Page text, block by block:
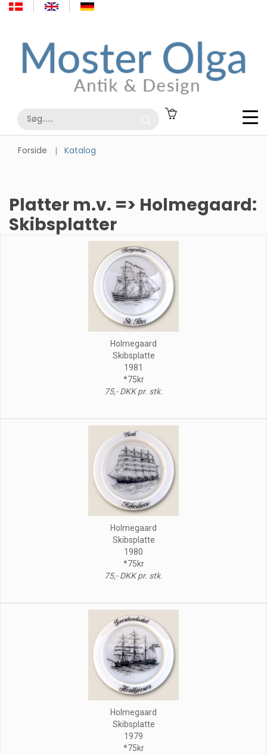
Forside Katalog
Platter m.v. => Holmegaard:
Skibsplatter
Holmegaard
Skibsplatte
1981
*75kr
75,- DKK pr. stk.
Holmegaard
Skibsplatte
1980
*75kr
75,- DKK pr. stk.
Holmegaard
Skibsplatte
1979
*75kr